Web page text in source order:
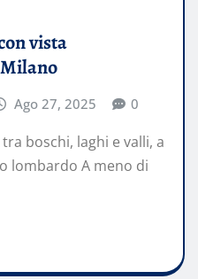
vista
Ago 27, 2025 0
boschi, laghi e valli, a
lombardo A meno di